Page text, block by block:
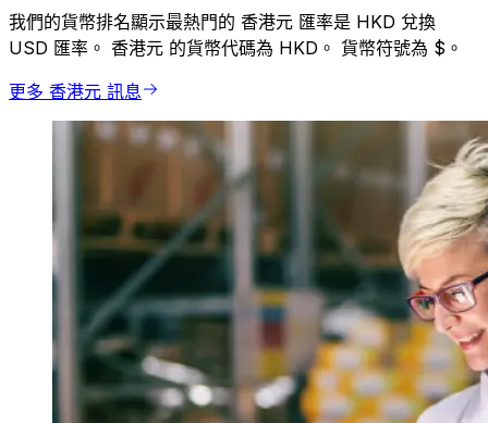
我們的貨幣排名顯示最熱門的 香港元 匯率是 HKD 兌換
USD 匯率。 香港元 的貨幣代碼為 HKD。 貨幣符號為 $。
更多 香港元 訊息